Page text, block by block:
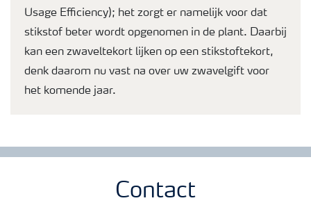
Usage Efficiency); het zorgt er namelijk voor dat
stikstof beter wordt opgenomen in de plant. Daarbij
kan een zwaveltekort lijken op een stikstoftekort,
denk daarom nu vast na over uw zwavelgift voor
het komende jaar.
Contact